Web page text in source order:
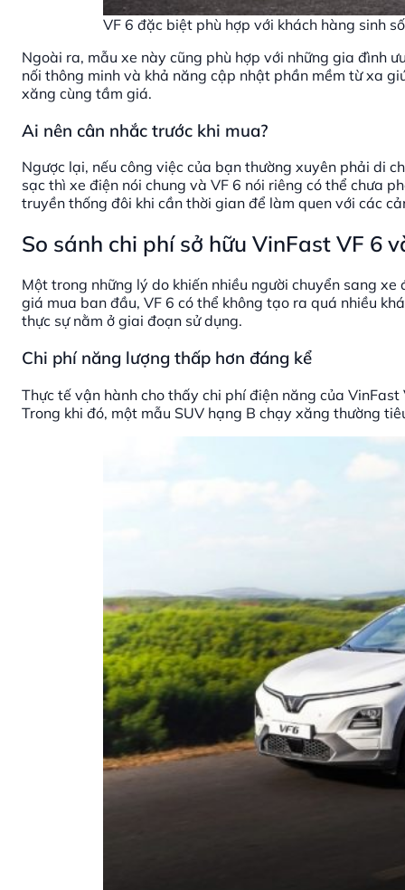
VF 6 đặc biệt phù hợp với khách hàng sinh
Ngoài ra, mẫu xe này cũng phù hợp với những gia đình
nối thông minh và khả năng cập nhật phần mềm từ xa
xăng cùng tầm giá.
Ai nên cân nhắc trước khi mua?
Ngược lại, nếu công việc của bạn thường xuyên phải di
sạc thì xe điện nói chung và VF 6 nói riêng có thể chưa
truyền thống đôi khi cần thời gian để làm quen với các
So sánh chi phí sở hữu VinFast VF 6
Một trong những lý do khiến nhiều người chuyển sang
giá mua ban đầu, VF 6 có thể không tạo ra quá nhiều
thực sự nằm ở giai đoạn sử dụng.
Chi phí năng lượng thấp hơn đáng kể
Thực tế vận hành cho thấy chi phí điện năng của
Trong khi đó, một mẫu SUV hạng B chạy xăng thường